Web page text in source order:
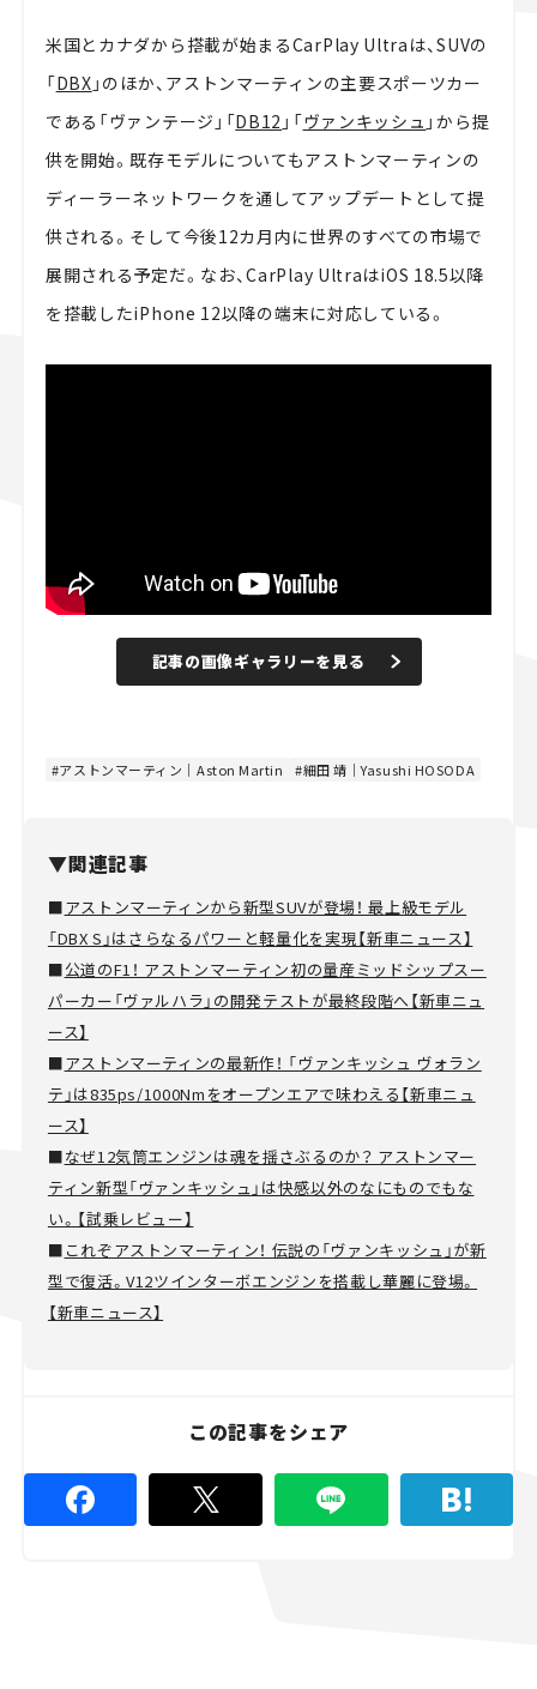
米国とカナダから搭載が始まるCarPlay Ultraは、SUVの
「DBX 」のほか、アストンマーティンの主要スポーツカー
である「ヴァンテージ」「DB12 」「ヴァンキッシュ 」から提
供を開始。既存モデルについてもアストンマーティンの
ディーラーネットワークを通してアップデートとして提
供される。そして今後12カ月内に世界のすべての市場で
展開される予定だ。なお、CarPlay UltraはiOS 18.5以降
を搭載したiPhone 12以降の端末に対応している。
記事の画像ギャラリーを見る
アストンマーティン｜Aston Martin 細田 靖｜Yasushi HOSODA
▼関連記事
■アストンマーティンから新型SUVが登場！ 最上級モデル
「DBX S」はさらなるパワーと軽量化を実現【新車ニュース】
■公道のF1！ アストンマーティン初の量産ミッドシップスー
パーカー「ヴァルハラ」の開発テストが最終段階へ【新車ニュ
ース】
■アストンマーティンの最新作！ 「ヴァンキッシュ ヴォラン
テ」は835ps/1000Nmをオープンエアで味わえる【新車ニュ
ース】
■なぜ12気筒エンジンは魂を揺さぶるのか？ アストンマー
ティン新型「ヴァンキッシュ」は快感以外のなにものでもな
い。【試乗レビュー】
■ これぞアストンマーティン！ 伝説の「ヴァンキッシュ」が新
型で復活。V12ツインターボエンジンを搭載し華麗に登場。
【新車ニュース】
この記事をシェア